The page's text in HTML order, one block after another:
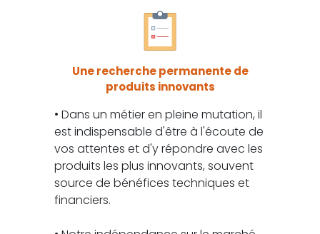
Une recherche permanente de
produits innovants
• Dans un métier en pleine mutation, il
est indispensable d'être à l'écoute de
vos attentes et d'y répondre avec les
produits les plus innovants, souvent
source de bénéfices techniques et
financiers.